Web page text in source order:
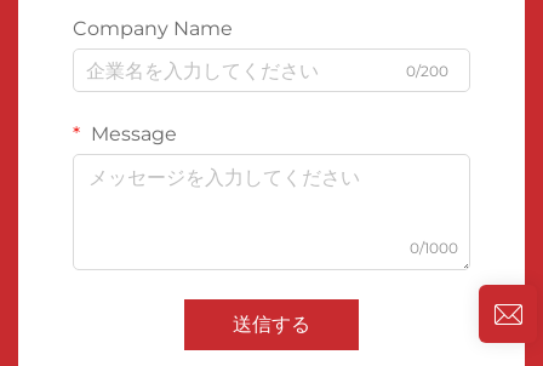
Company Name
0/200
Message
0/1000
送信する